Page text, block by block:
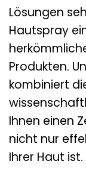
Lösungen
Hautspray
Produkten.
kombiniert
Ihnen einen
nicht nur
Ihrer Haut ist.